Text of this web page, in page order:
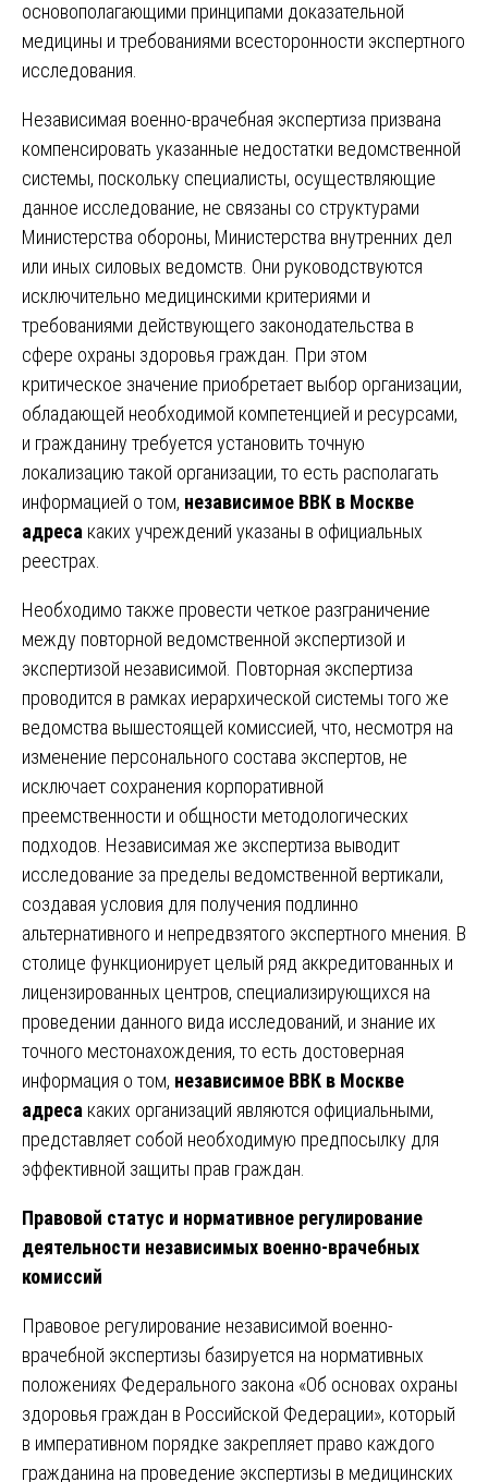
основополагающими принципами доказательной
медицины и требованиями всесторонности экспертного
исследования.
Независимая военно-врачебная экспертиза призвана
компенсировать указанные недостатки ведомственной
системы, поскольку специалисты, осуществляющие
данное исследование, не связаны со структурами
Министерства обороны, Министерства внутренних дел
или иных силовых ведомств. Они руководствуются
исключительно медицинскими критериями и
требованиями действующего законодательства в
сфере охраны здоровья граждан. При этом
критическое значение приобретает выбор организации,
обладающей необходимой компетенцией и ресурсами,
и гражданину требуется установить точную
локализацию такой организации, то есть располагать
информацией о том, независимое ВВК в Москве
адреса каких учреждений указаны в официальных
реестрах.
Необходимо также провести четкое разграничение
между повторной ведомственной экспертизой и
экспертизой независимой. Повторная экспертиза
проводится в рамках иерархической системы того же
ведомства вышестоящей комиссией, что, несмотря на
изменение персонального состава экспертов, не
исключает сохранения корпоративной
преемственности и общности методологических
подходов. Независимая же экспертиза выводит
исследование за пределы ведомственной вертикали,
создавая условия для получения подлинно
альтернативного и непредвзятого экспертного мнения. В
столице функционирует целый ряд аккредитованных и
лицензированных центров, специализирующихся на
проведении данного вида исследований, и знание их
точного местонахождения, то есть достоверная
информация о том, независимое ВВК в Москве
адреса каких организаций являются официальными,
представляет собой необходимую предпосылку для
эффективной защиты прав граждан.
Правовой статус и нормативное регулирование
деятельности независимых военно-врачебных
комиссий
Правовое регулирование независимой военно-
врачебной экспертизы базируется на нормативных
положениях Федерального закона «Об основах охраны
здоровья граждан в Российской Федерации», который
в императивном порядке закрепляет право каждого
гражданина на проведение экспертизы в медицинских